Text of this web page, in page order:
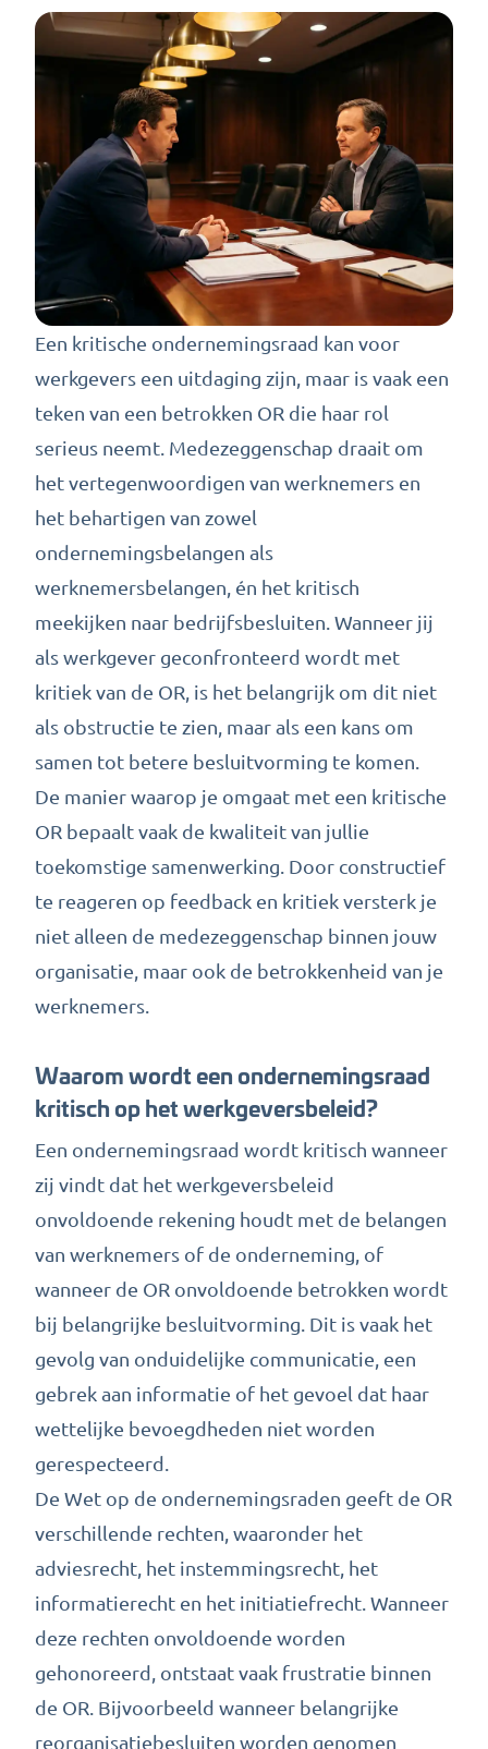
Een kritische ondernemingsraad kan voor
werkgevers een uitdaging zijn, maar is vaak een
teken van een betrokken OR die haar rol
serieus neemt. Medezeggenschap draait om
het vertegenwoordigen van werknemers en
het behartigen van zowel
ondernemingsbelangen als
werknemersbelangen, én het kritisch
meekijken naar bedrijfsbesluiten. Wanneer jij
als werkgever geconfronteerd wordt met
kritiek van de OR, is het belangrijk om dit niet
als obstructie te zien, maar als een kans om
samen tot betere besluitvorming te komen.
De manier waarop je omgaat met een kritische
OR bepaalt vaak de kwaliteit van jullie
toekomstige samenwerking. Door constructief
te reageren op feedback en kritiek versterk je
niet alleen de medezeggenschap binnen jouw
organisatie, maar ook de betrokkenheid van je
werknemers.
Waarom wordt een ondernemingsraad
kritisch op het werkgeversbeleid?
Een ondernemingsraad wordt kritisch wanneer
zij vindt dat het werkgeversbeleid
onvoldoende rekening houdt met de belangen
van werknemers of de onderneming, of
wanneer de OR onvoldoende betrokken wordt
bij belangrijke besluitvorming. Dit is vaak het
gevolg van onduidelijke communicatie, een
gebrek aan informatie of het gevoel dat haar
wettelijke bevoegdheden niet worden
gerespecteerd.
De Wet op de ondernemingsraden geeft de OR
verschillende rechten, waaronder het
adviesrecht, het instemmingsrecht, het
informatierecht en het initiatiefrecht. Wanneer
deze rechten onvoldoende worden
gehonoreerd, ontstaat vaak frustratie binnen
de OR. Bijvoorbeeld wanneer belangrijke
reorganisatiebesluiten worden genomen